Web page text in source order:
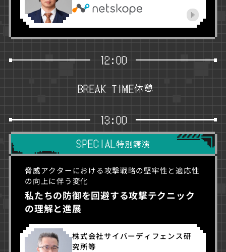
12:00
BREAK TIME休憩
13:00
SPECIAL特別講演
脅威アクターにおける攻撃戦略の堅牢性と適応性
の向上に伴う変化
私たちの防御を回避する攻撃テクニック
の理解と進展
株式会社サイバーディフェンス研
究所等